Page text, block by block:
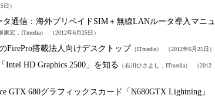
日）
通信： 海外プリペイドSIM＋無線LANルータ導入マニュ
康宏，ITmedia） （2012年6月25日）
FirePro搭載法人向けデスクトップ （ITmedia） （2012年6月25日）
Intel HD Graphics 2500」を知る （石川ひさよし，ITmedia） （2012
GTX 680グラフィックスカード「N680GTX Lightning」